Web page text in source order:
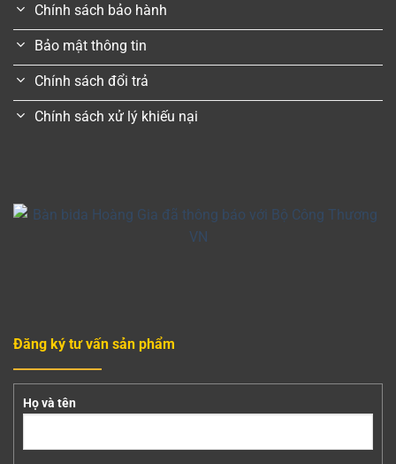
Chính sách bảo hành
Bảo mật thông tin
Chính sách đổi trả
Chính sách xử lý khiếu nại
Đăng ký tư vấn sản phẩm
Họ và tên